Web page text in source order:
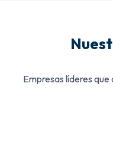
Empresas líderes